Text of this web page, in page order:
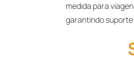
medida para
garantindo